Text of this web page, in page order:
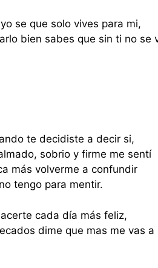
se que solo vives para mi,
bien sabes que sin ti no se
te decidiste a decir si,
sobrio y firme me sentí
más volverme a confundir
tengo para mentir.
cada día más feliz,
dime que mas me vas a